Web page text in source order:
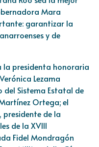
Mara
garantizar la
y de
la presidenta honoraria
Lezama
del Sistema Estatal de
Ortega; el
de la
de la XVIII
Fidel Mondragón